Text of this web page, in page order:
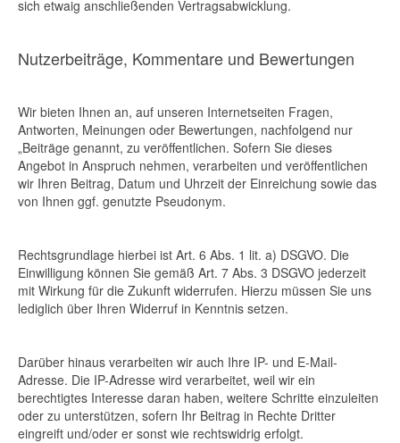
sich etwaig anschließenden Vertragsabwicklung.
Nutzerbeiträge, Kommentare und Bewertungen
Wir bieten Ihnen an, auf unseren Internetseiten Fragen,
Antworten, Meinungen oder Bewertungen, nachfolgend nur
„Beiträge genannt, zu veröffentlichen. Sofern Sie dieses
Angebot in Anspruch nehmen, verarbeiten und veröffentlichen
wir Ihren Beitrag, Datum und Uhrzeit der Einreichung sowie das
von Ihnen ggf. genutzte Pseudonym.
Rechtsgrundlage hierbei ist Art. 6 Abs. 1 lit. a) DSGVO. Die
Einwilligung können Sie gemäß Art. 7 Abs. 3 DSGVO jederzeit
mit Wirkung für die Zukunft widerrufen. Hierzu müssen Sie uns
lediglich über Ihren Widerruf in Kenntnis setzen.
Darüber hinaus verarbeiten wir auch Ihre IP- und E-Mail-
Adresse. Die IP-Adresse wird verarbeitet, weil wir ein
berechtigtes Interesse daran haben, weitere Schritte einzuleiten
oder zu unterstützen, sofern Ihr Beitrag in Rechte Dritter
eingreift und/oder er sonst wie rechtswidrig erfolgt.